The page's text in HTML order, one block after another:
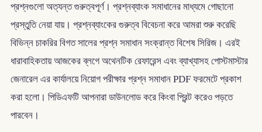
প্রশ্নগুলো অত্যন্ত গুরুত্বপূর্ণ। প্রশ্নব্যাংক সমাধানের মাধ্যমে গোছানো
প্রস্তুতি নেয়া যায়। প্রশ্নব্যাংকের গুরুত্ব বিবেচনা করে আমরা শুরু করেছি
বিভিন্ন চাকরির বিগত সালের প্রশ্ন সমাধান সংক্রান্ত বিশেষ সিরিজ। এরই
ধারাবাহিকতায় আজকের ব্লগে অথেনটিক রেফারেন্স এবং ব্যাখ্যাসহ পোস্টমাস্টার
জেনারেল এর কার্যালয়ে নিয়োগ পরীক্ষার প্রশ্ন সমাধান PDF ফরমেটে প্রকাশ
করা হলো। পিডিএফটি আপনারা ডাউনলোড করে কিংবা প্রিন্ট করেও পড়তে
পারবেন।